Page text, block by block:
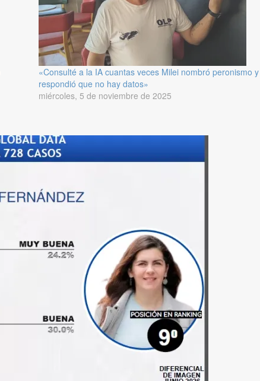
«Consulté a la IA cuantas veces Milei nombró peronismo y
respondió que no hay datos»
miércoles, 5 de noviembre de 2025